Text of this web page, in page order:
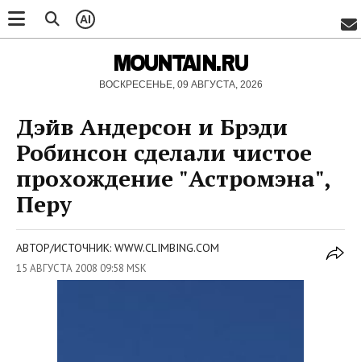
AI
MOUNTAIN.RU
ВОСКРЕСЕНЬЕ, 09 АВГУСТА, 2026
Дэйв Андерсон и Брэди
Робинсон сделали чистое
прохождение "Астромэна",
Перу
АВТОР/ИСТОЧНИК: WWW.CLIMBING.COM
15 АВГУСТА 2008 09:58 MSK